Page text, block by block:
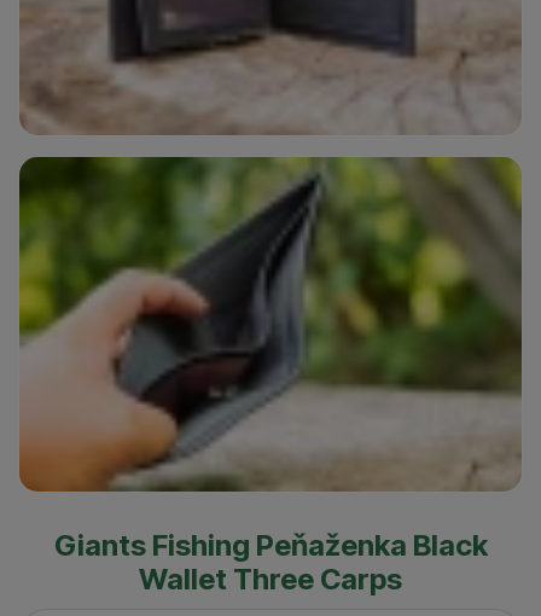
Giants Fishing Peňaženka Black
Wallet Three Carps